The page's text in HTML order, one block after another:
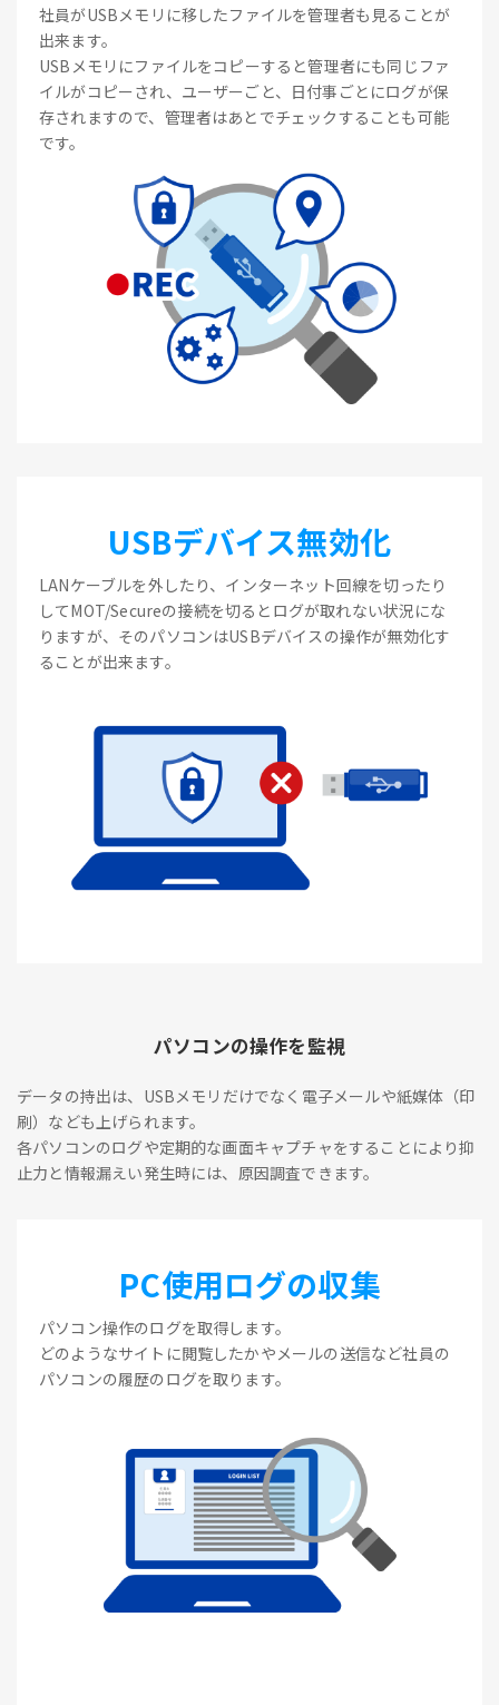
社員がUSBメモリに移したファイルを管理者も見ることが
出来ます。
USBメモリにファイルをコピーすると管理者にも同じファ
イルがコピーされ、ユーザーごと、日付事ごとにログが保
存されますので、管理者はあとでチェックすることも可能
です。
USBデバイス無効化
LANケーブルを外したり、インターネット回線を切ったり
してMOT/Secureの接続を切るとログが取れない状況にな
りますが、そのパソコンはUSBデバイスの操作が無効化す
ることが出来ます。
パソコンの操作を監視
データの持出は、USBメモリだけでなく電子メールや紙媒体（印
刷）なども上げられます。
各パソコンのログや定期的な画面キャプチャをすることにより抑
止力と情報漏えい発生時には、原因調査できます。
PC使用ログの収集
パソコン操作のログを取得します。
どのようなサイトに閲覧したかやメールの送信など社員の
パソコンの履歴のログを取ります。